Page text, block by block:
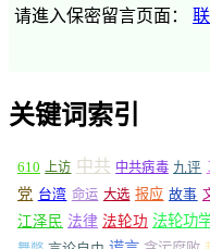
请進入保密留言页面：
关键词索引
610 上访 中共 中共病毒 九评
党 台湾 命运 大选 报应 故事
江泽民 法律 法轮功 法轮功